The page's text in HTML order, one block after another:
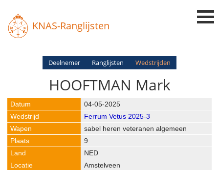
KNAS-Ranglijsten
Login
Ranglijsten
Deelnemer Ranglijsten Wedstrijden
HOOFTMAN Mark
04-05-2025
Ferrum Vetus 2025-3
sabel heren veteranen algemeen
9
NED
Amstelveen